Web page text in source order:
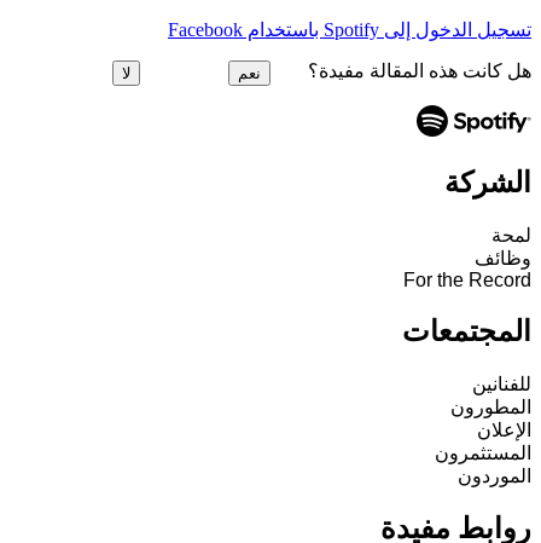
تسجيل الدخول إلى Spotify باستخدام Facebook
هل كانت هذه المقالة مفيدة؟ نعم لا
الشركة
لمحة
وظائف
For the Record
المجتمعات
للفنانين
المطورون
الإعلان
المستثمرون
الموردون
روابط مفيدة